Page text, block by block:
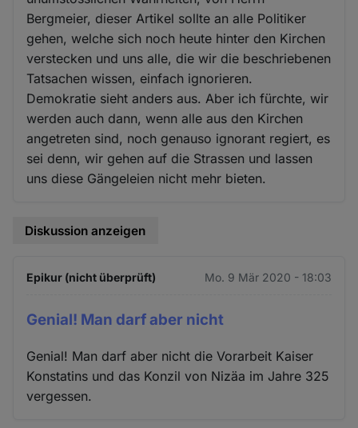
Bergmeier, dieser Artikel sollte an alle Politiker
gehen, welche sich noch heute hinter den Kirchen
verstecken und uns alle, die wir die beschriebenen
Tatsachen wissen, einfach ignorieren.
Demokratie sieht anders aus. Aber ich fürchte, wir
werden auch dann, wenn alle aus den Kirchen
angetreten sind, noch genauso ignorant regiert, es
sei denn, wir gehen auf die Strassen und lassen
uns diese Gängeleien nicht mehr bieten.
Diskussion anzeigen
Epikur (nicht überprüft) Mo. 9 Mär 2020 - 18:03
Genial! Man darf aber nicht
Genial! Man darf aber nicht die Vorarbeit Kaiser
Konstatins und das Konzil von Nizäa im Jahre 325
vergessen.